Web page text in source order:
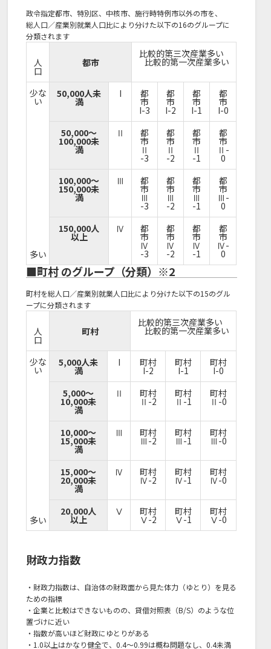
政令指定都市、特別区、中核市、施行時特例市以外の市を、
総人口／産業別就業人口比により分けた以下の16のグループに
分類されます
人
口
都市
比較的第三次産業多い
比較的第一次産業多い
少な
い
多い
50,000人未
満
I 都
市
I-3
都
市
I-2
都
市
I-1
都
市
I-0
50,000～
100,000未
満
Ⅱ 都
市
Ⅱ
-3
都
市
Ⅱ
-2
都
市
Ⅱ
-1
都
市
Ⅱ-
0
100,000～
150,000未
満
Ⅲ 都
市
Ⅲ
-3
都
市
Ⅲ
-2
都
市
Ⅲ
-1
都
市
Ⅲ-
0
150,000人
以上
Ⅳ 都
市
Ⅳ
-3
都
市
Ⅳ
-2
都
市
Ⅳ
-1
都
市
Ⅳ-
0
■町村 のグループ（分類）※2
町村を総人口／産業別就業人口比により分けた以下の15のグル
ープに分類されます
人
口
町村
比較的第三次産業多い
比較的第一次産業多い
少な
い
多い
5,000人未
満
I 町村
I-2
町村
I-1
町村
I-0
5,000～
10,000未
満
Ⅱ 町村
Ⅱ-2
町村
Ⅱ-1
町村
Ⅱ-0
10,000～
15,000未
満
Ⅲ 町村
Ⅲ-2
町村
Ⅲ-1
町村
Ⅲ-0
15,000～
20,000未
満
Ⅳ 町村
Ⅳ-2
町村
Ⅳ-1
町村
Ⅳ-0
20,000人
以上
Ⅴ 町村
Ⅴ-2
町村
Ⅴ-1
町村
Ⅴ-0
財政力指数
・財政力指数は、自治体の財政面から見た体力（ゆとり）を見る
ための指標
・企業と比較はできないものの、貸借対照表（B/S）のような位
置づけに近い
・指数が高いほど財政にゆとりがある
・1.0以上はかなり健全で、0.4～0.99は概ね問題なし、0.4未満